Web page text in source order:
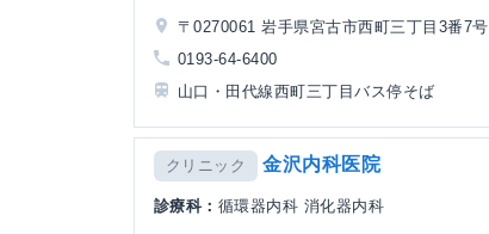
〒0270061 岩手県宮古市西町三丁目3番7号
0193-64-6400
山口・田代線西町三丁目バス停そば
クリニック 金沢内科医院
診療科： 循環器内科 消化器内科